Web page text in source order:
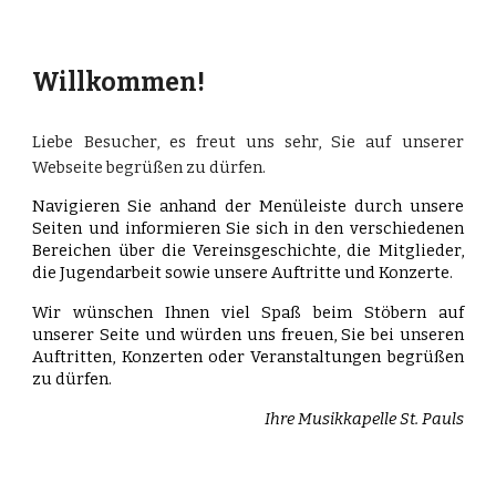
Willkommen!
Liebe Besucher,es freut uns sehr, Sie auf unserer
Webseite begrüßen zu dürfen.
Navigieren Sie anhand der Menüleiste durch unsere
Seiten und informieren Sie sich in den verschiedenen
Bereichen über die Vereinsgeschichte, die Mitglieder,
die Jugendarbeit sowie unsere Auftritte und Konzerte.
Wir wünschen Ihnen viel Spaß beim Stöbern auf
unserer Seite und würden uns freuen, Sie bei unseren
Auftritten, Konzerten oder Veranstaltungen begrüßen
zu dürfen.
Ihre Musikkapelle St. Pauls